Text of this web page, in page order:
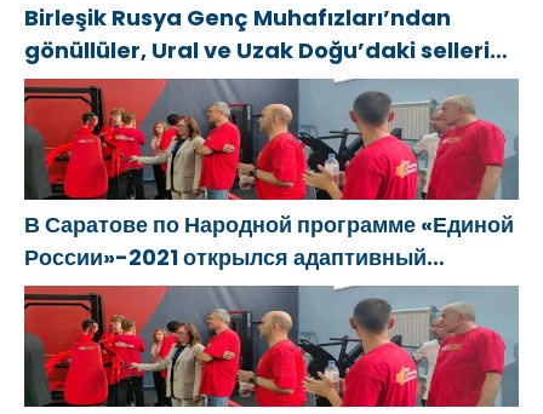
Birleşik Rusya Genç Muhafızları’ndan
gönüllüler, Ural ve Uzak Doğu’daki sellerin
sonuçlarını ortadan kaldırmaya yardımcı
oluyor
В Саратове по Народной программе «Единой
России»-2021 открылся адаптивный
спортзал «Новая высота»